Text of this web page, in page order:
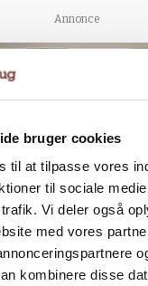
bruger cookies
til at tilpasse vores
til sociale
Vi deler også
med vores
kombinere disse
Annonce
Nyt tv-